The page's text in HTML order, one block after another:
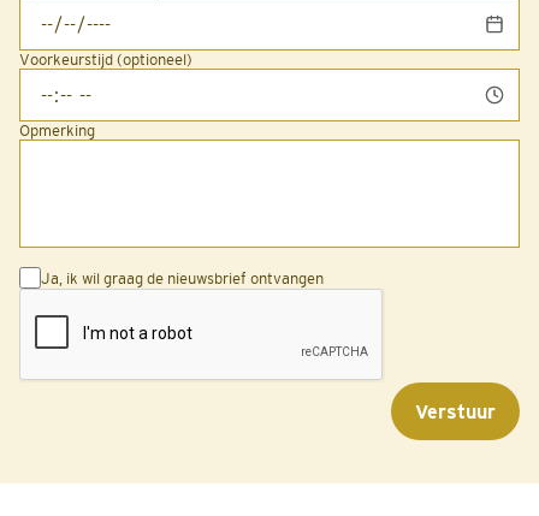
Voorkeurstijd (optioneel)
Opmerking
Ja, ik wil graag de nieuwsbrief ontvangen